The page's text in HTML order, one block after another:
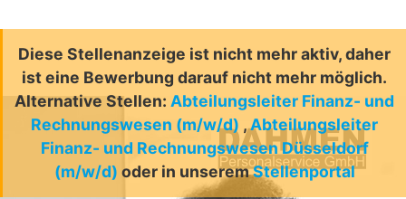
Diese Stellenanzeige ist nicht mehr aktiv, daher
ist eine Bewerbung darauf nicht mehr möglich.
Alternative Stellen: Abteilungsleiter Finanz- und
Rechnungswesen (m/w/d) ,Abteilungsleiter
Finanz- und Rechnungswesen Düsseldorf
(m/w/d) oder in unseremStellenportal